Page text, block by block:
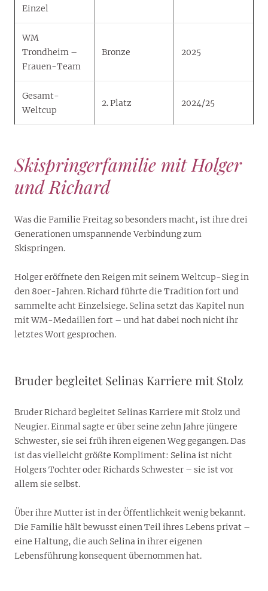
Einzel
WM
Trondheim –
Frauen-Team
Bronze 2025
Gesamt-
Weltcup
2. Platz 2024/25
Skispringerfamilie mit Holger
und Richard
Was die Familie Freitag so besonders macht, ist ihre drei
Generationen umspannende Verbindung zum
Skispringen.
Holger eröffnete den Reigen mit seinem Weltcup-Sieg in
den 80er-Jahren. Richard führte die Tradition fort und
sammelte acht Einzelsiege. Selina setzt das Kapitel nun
mit WM-Medaillen fort – und hat dabei noch nicht ihr
letztes Wort gesprochen.
Bruder begleitet Selinas Karriere mit Stolz
Bruder Richard begleitet Selinas Karriere mit Stolz und
Neugier. Einmal sagte er über seine zehn Jahre jüngere
Schwester, sie sei früh ihren eigenen Weg gegangen. Das
ist das vielleicht größte Kompliment: Selina ist nicht
Holgers Tochter oder Richards Schwester – sie ist vor
allem sie selbst.
Über ihre Mutter ist in der Öffentlichkeit wenig bekannt.
Die Familie hält bewusst einen Teil ihres Lebens privat –
eine Haltung, die auch Selina in ihrer eigenen
Lebensführung konsequent übernommen hat.